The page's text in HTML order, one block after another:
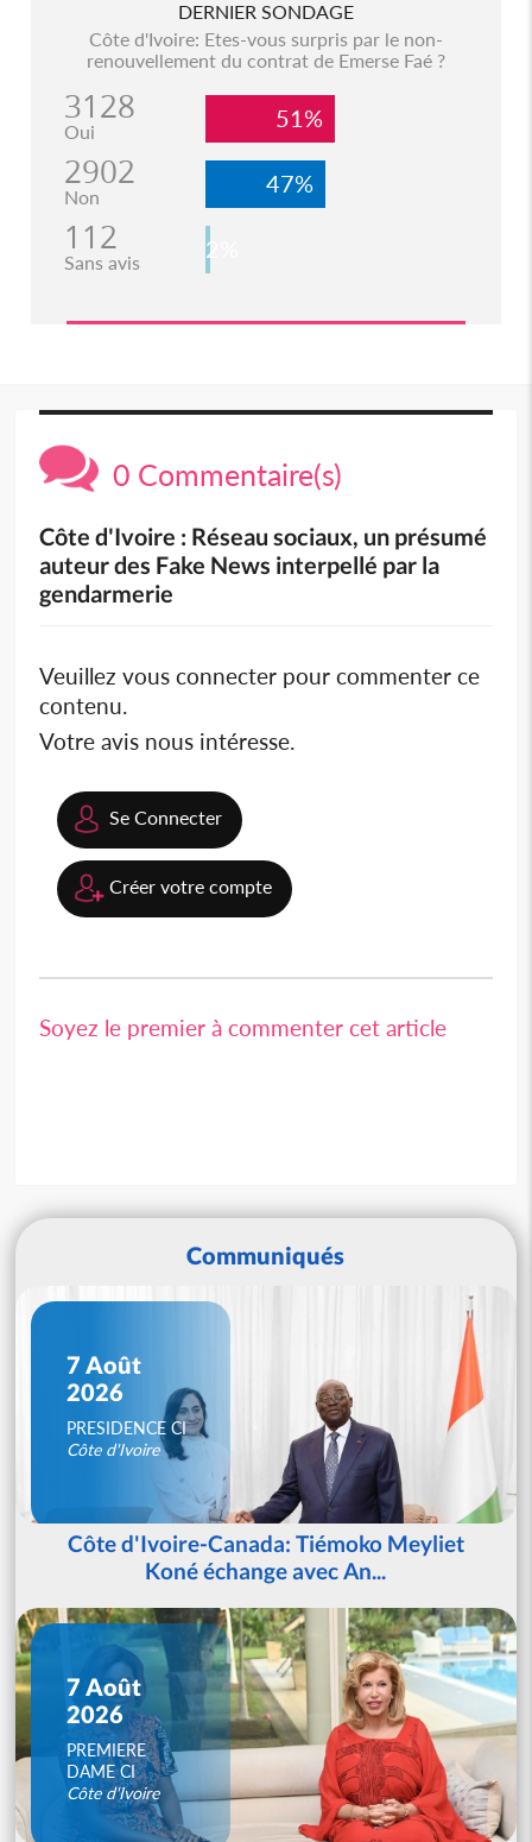
DERNIER SONDAGE
Côte d'Ivoire: Etes-vous surpris par le non-
renouvellement du contrat de Emerse Faé ?
3128
Oui 51%
2902
Non 47%
112
Sans avis 2%
0 Commentaire(s)
Côte d'Ivoire : Réseau sociaux, un présumé
auteur des Fake News interpellé par la
gendarmerie
Veuillez vous connecter pour commenter ce
contenu.
Votre avis nous intéresse.
Se Connecter
Créer votre compte
Soyez le premier à commenter cet article
Communiqués
7 Août
2026
PRESIDENCE CI
Côte d'Ivoire
Côte d'Ivoire-Canada: Tiémoko Meyliet
Koné échange avec An...
7 Août
2026
PREMIERE
DAME CI
Côte d'Ivoire